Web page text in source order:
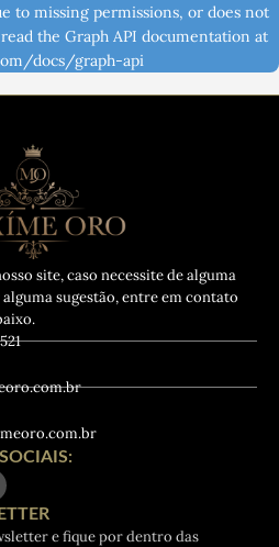
to missing permissions, or does not
the Graph API documentation at
docs/graph-api
site, caso necessite de alguma
sugestão, entre em contato
e fique por dentro das